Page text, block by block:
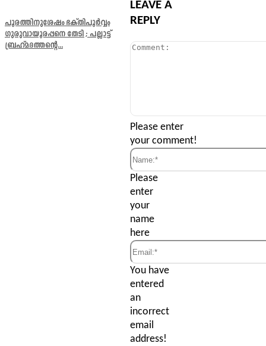
പൂരത്തിനുശേഷം ഭക്തിപൂർവ്വം
ഗുരുവായൂരപ്പനെ തേടി ; പല്ലാട്ട്
ബ്രഹ്മദത്തന്റെ...
LEAVE A
REPLY
Comment:
Please enter
your comment!
Name:*
Please
enter
your
name
here
Email:*
You have
entered
an
incorrect
email
address!